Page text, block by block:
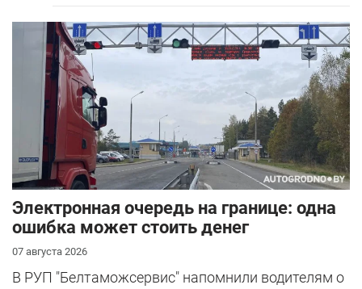
Электронная очередь на границе: одна
ошибка может стоить денег
07 августа 2026
В РУП "Белтаможсервис" напомнили водителям о